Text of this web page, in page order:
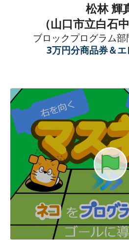
松林輝
（山口市立白石
ブロックプログラム部
3万円分商品券＆